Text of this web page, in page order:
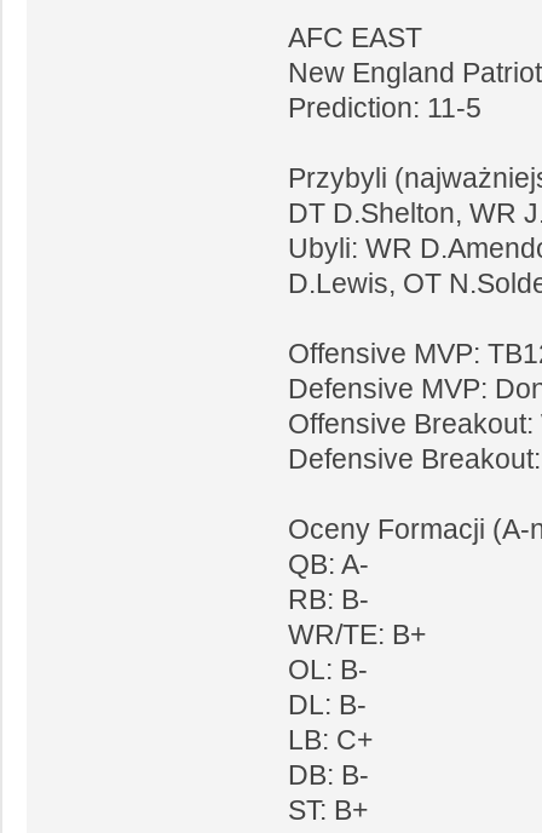
AFC EAST
New England
Prediction: 11-5
Przybyli
DT D.Shelton, WR
Ubyli: WR
D.Lewis, OT
Offensive MVP:
Defensive MVP:
Offensive
Defensive
Oceny Formacji
QB: A-
RB: B-
WR/TE: B+
OL: B-
DL: B-
LB: C+
DB: B-
ST: B+